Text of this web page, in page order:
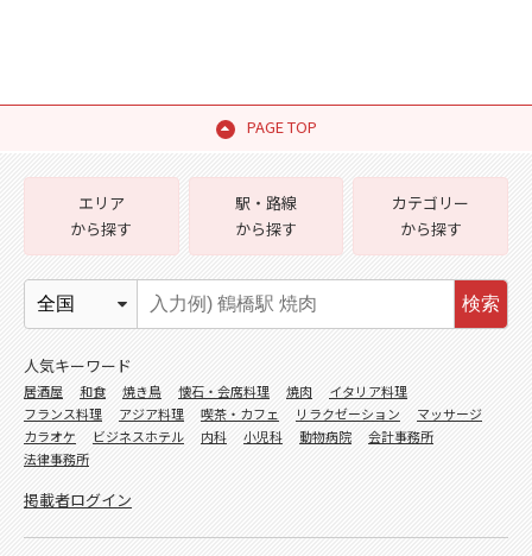
PAGE TOP
エリア
から探す
駅・路線
から探す
カテゴリー
から探す
検索
人気キーワード
居酒屋 和食 焼き鳥 懐石・会席料理 焼肉
イタリア料理
フランス料理
アジア料理 喫茶・カフェ リラクゼーション
マッサージ
カラオケ
ビジネスホテル 内科 小児科 動物病院
会計事務所
法律事務所
掲載者ログイン